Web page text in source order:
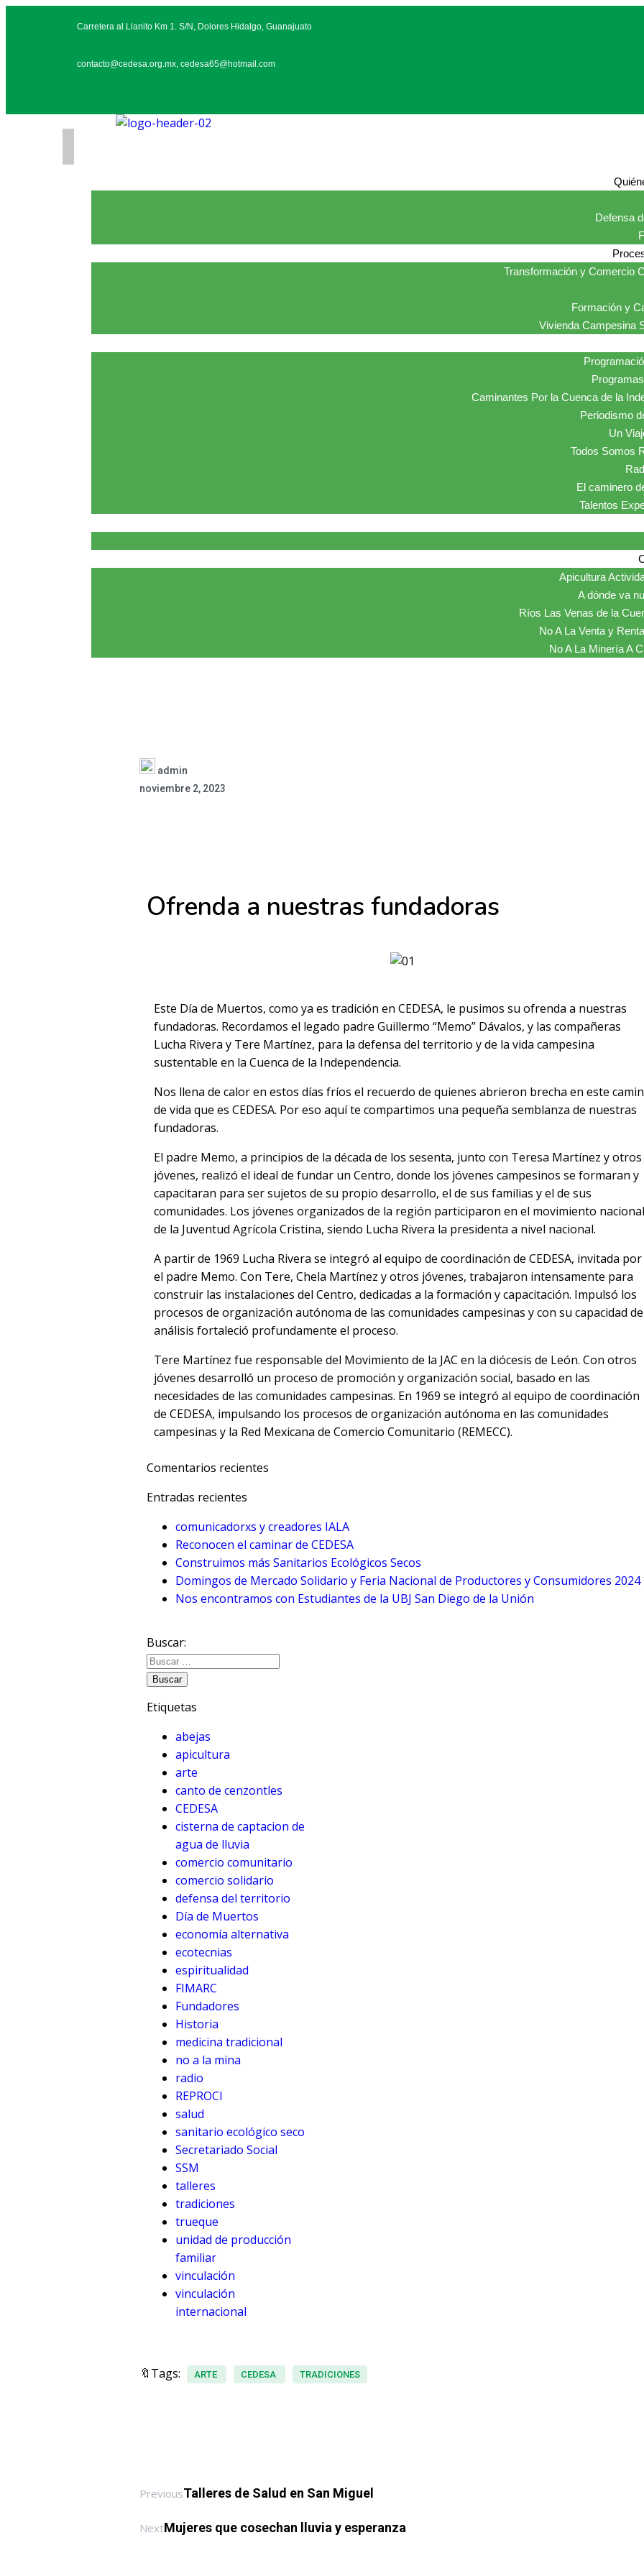
Carretera al Llanito Km 1. S/N, Dolores Hidalgo, Guanajuato
contacto@cedesa.org.mx, cedesa65@hotmail.com
Defensa
Transformación y Comercio
Formación y
Vivienda Campesina
Caminantes Por la Cuenca de la
Periodismo
Un
Todos Somos
El caminero
Talentos
Apicultura
A dónde va
Ríos Las Venas de la
No A La Venta y
No A La Minería A
admin
noviembre 2, 2023
Ofrenda a nuestras fundadoras
Este Día de Muertos, como ya es tradición en CEDESA, le pusimos su ofrenda a nuestras
fundadoras. Recordamos el legado padre Guillermo “Memo” Dávalos, y las compañeras
Lucha Rivera y Tere Martínez, para la defensa del territorio y de la vida campesina
sustentable en la Cuenca de la Independencia.
Nos llena de calor en estos días fríos el recuerdo de quienes abrieron brecha en este
de vida que es CEDESA. Por eso aquí te compartimos una pequeña semblanza de nuestras
fundadoras.
El padre Memo, a principios de la década de los sesenta, junto con Teresa Martínez y otros
jóvenes, realizó el ideal de fundar un Centro, donde los jóvenes campesinos se formaran y
capacitaran para ser sujetos de su propio desarrollo, el de sus familias y el de sus
comunidades. Los jóvenes organizados de la región participaron en el movimiento nacional
de la Juventud Agrícola Cristina, siendo Lucha Rivera la presidenta a nivel nacional.
A partir de 1969 Lucha Rivera se integró al equipo de coordinación de CEDESA, invitada por
el padre Memo. Con Tere, Chela Martínez y otros jóvenes, trabajaron intensamente para
construir las instalaciones del Centro, dedicadas a la formación y capacitación. Impulsó los
procesos de organización autónoma de las comunidades campesinas y con su capacidad de
análisis fortaleció profundamente el proceso.
Tere Martínez fue responsable del Movimiento de la JAC en la diócesis de León. Con otros
jóvenes desarrolló un proceso de promoción y organización social, basado en las
necesidades de las comunidades campesinas. En 1969 se integró al equipo de coordinación
de CEDESA, impulsando los procesos de organización autónoma en las comunidades
campesinas y la Red Mexicana de Comercio Comunitario (REMECC).
Comentarios recientes
Entradas recientes
comunicadorxs y creadores IALA
Reconocen el caminar de CEDESA
Construimos más Sanitarios Ecológicos Secos
Domingos de Mercado Solidario y Feria Nacional de Productores y Consumidores 2024
Nos encontramos con Estudiantes de la UBJ San Diego de la Unión
Buscar:
Etiquetas
abejas
apicultura
arte
canto de cenzontles
CEDESA
cisterna de captacion de
agua de lluvia
comercio comunitario
comercio solidario
defensa del territorio
Día de Muertos
economía alternativa
ecotecnias
espiritualidad
FIMARC
Fundadores
Historia
medicina tradicional
no a la mina
radio
REPROCI
salud
sanitario ecológico seco
Secretariado Social
SSM
talleres
tradiciones
trueque
unidad de producción
familiar
vinculación
vinculación
internacional
🔖Tags: ARTE CEDESA TRADICIONES
PreviousTalleres de Salud en San Miguel
NextMujeres que cosechan lluvia y esperanza